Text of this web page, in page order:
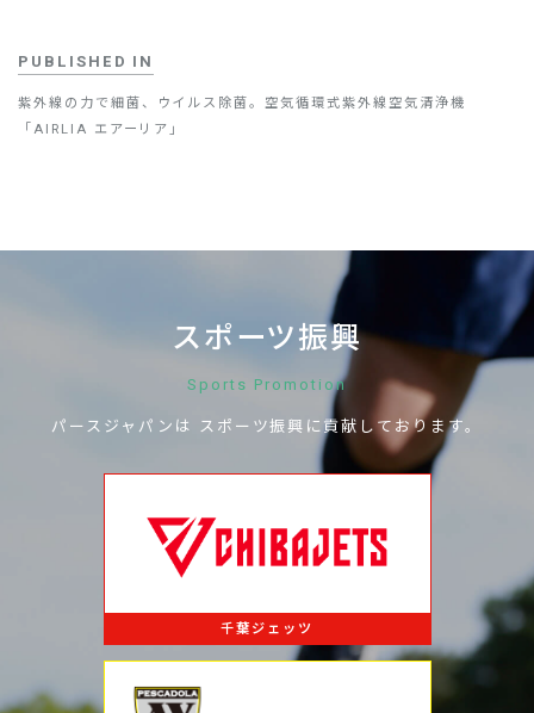
PUBLISHED IN
紫外線の力で細菌、ウイルス除菌。空気循環式紫外線空気清浄機
「AIRLIA エアーリア」
スポーツ振興
Sports Promotion
パースジャパンは スポーツ振興に貢献しております。
千葉ジェッツ